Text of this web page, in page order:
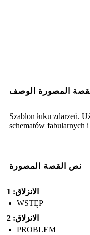
المصورة الوصف
Szablon łuku zdarzeń.
schematów fabularnych
نص القصة المصورة
الانزلاق: 1
WSTĘP
الانزلاق: 2
PROBLEM